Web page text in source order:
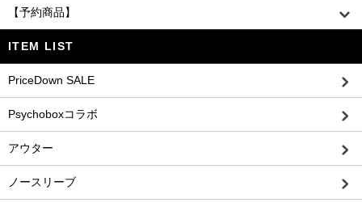
【予約商品】
ITEM LIST
PriceDown SALE
Psychoboxコラボ
アウター
ノースリーブ